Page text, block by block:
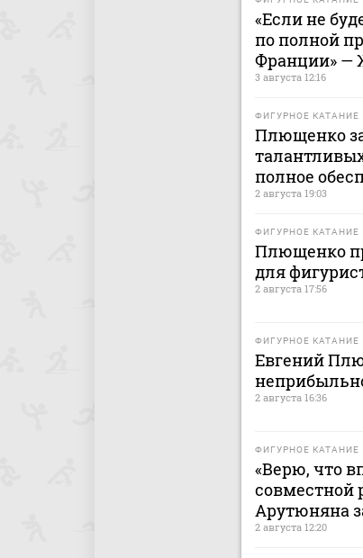
«Если не
по полной
Франции» —
3 августа 12:16
ФИГУРНОЕ КАТАНИЕ
Плющенко
полное
2 августа 19:03
ФИГУРНОЕ КАТАНИЕ
Плющенко
для
2 августа 17:56
ФИГУРНОЕ КАТАНИЕ
Евгений
2 августа 16:36
ФИГУРНОЕ КАТАНИЕ
«Верю, что
совместной
Арутюняна
2 августа 12:20